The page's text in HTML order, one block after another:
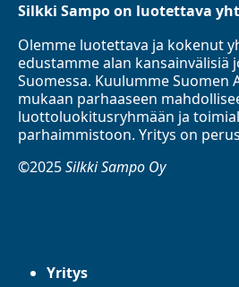
Silkki Sampo on luotettava
Olemme luotettava ja kokenut
edustamme alan kansainvälisiä
Suomessa. Kuulumme Suomen
mukaan parhaaseen
luottoluokitusryhmään ja
parhaimmistoon. Yritys on
©2025Silkki Sampo Oy
Yritys